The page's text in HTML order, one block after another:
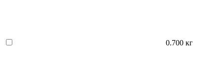
0.700 кг